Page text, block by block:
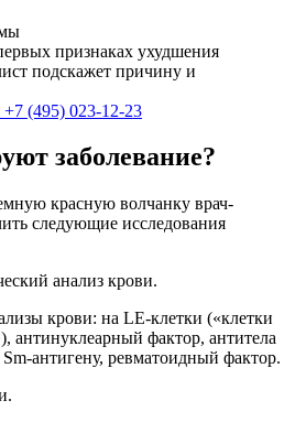
признаках ухудшения
подскажет причину и
+7 (495) 023-12-23
заболевание?
красную волчанку врач-
следующие исследования
анализ крови.
крови: на LE-клетки («клетки
антинуклеарный фактор, антитела
антигену, ревматоидный фактор.